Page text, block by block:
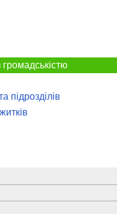
підрозділів